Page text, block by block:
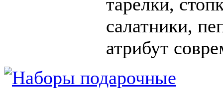
салатники,
атрибут